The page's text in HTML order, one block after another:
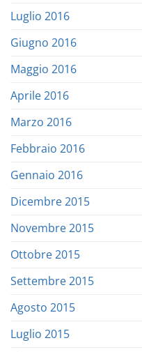
Luglio 2016
Giugno 2016
Maggio 2016
Aprile 2016
Marzo 2016
Febbraio 2016
Gennaio 2016
Dicembre 2015
Novembre 2015
Ottobre 2015
Settembre 2015
Agosto 2015
Luglio 2015